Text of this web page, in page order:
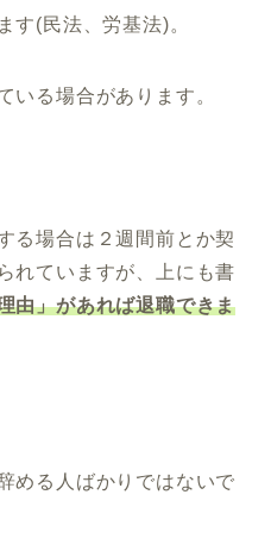
す(民法、労基法)。
いる場合があります。
る場合は２週間前とか契
れていますが、上にも書
由」があれば退職できま
める人ばかりではないで